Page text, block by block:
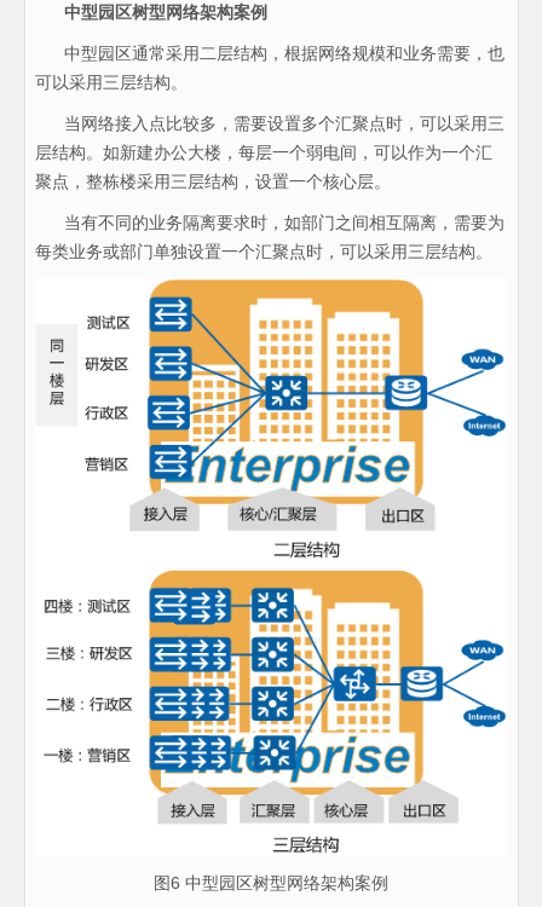
中型园区树型网络架构案例
中型园区通常采用二层结构，根据网络规模和业务需要，也
可以采用三层结构。
当网络接入点比较多，需要设置多个汇聚点时，可以采用三
层结构。如新建办公大楼，每层一个弱电间，可以作为一个汇
聚点，整栋楼采用三层结构，设置一个核心层。
当有不同的业务隔离要求时，如部门之间相互隔离，需要为
每类业务或部门单独设置一个汇聚点时，可以采用三层结构。
图6 中型园区树型网络架构案例